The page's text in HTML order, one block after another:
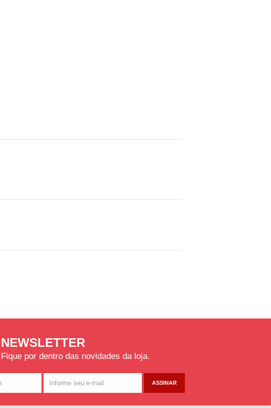
NEWSLETTER
Fique por dentro das novidades da loja.
ASSINAR